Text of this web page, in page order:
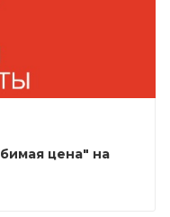
цена" на